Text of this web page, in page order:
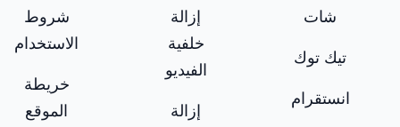
شات
تيك توك
انستقرام
إزالة
خلفية
الفيديو
إزالة
شروط
الاستخدام
خريطة
الموقع